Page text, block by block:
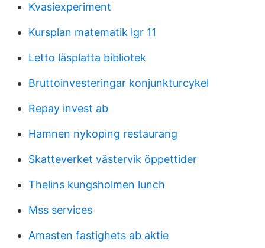
Kvasiexperiment
Kursplan matematik lgr 11
Letto läsplatta bibliotek
Bruttoinvesteringar konjunkturcykel
Repay invest ab
Hamnen nykoping restaurang
Skatteverket västervik öppettider
Thelins kungsholmen lunch
Mss services
Amasten fastighets ab aktie